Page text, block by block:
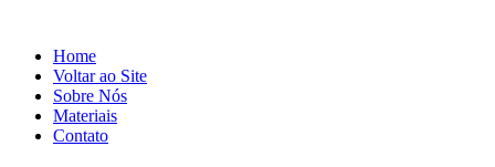
Home
Voltar ao Site
Sobre Nós
Materiais
Contato